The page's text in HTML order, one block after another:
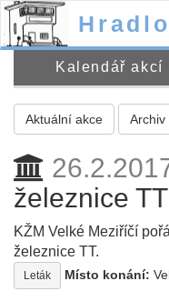
Hradlo
Kalendář akcí
Aktuální akce Archiv
železnice TT
KŽM Velké Meziříčí
železnice TT.
Leták Místo konání: